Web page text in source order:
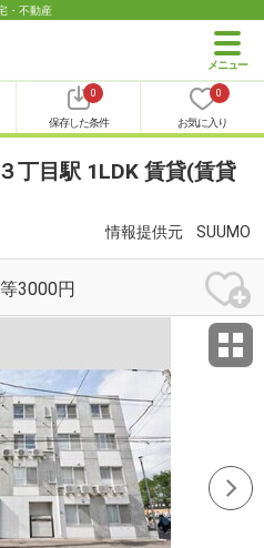
・不動産
0
保存した条件
0
お気に入り
丁目駅 1LDK 賃貸(賃貸
情報提供元 SUUMO
3000円